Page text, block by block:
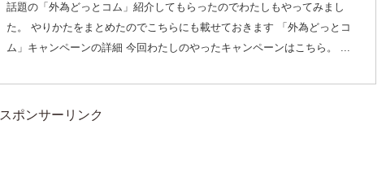
話題の「外為どっとコム」紹介してもらったのでわたしもやってみまし
た。 やりかたをまとめたのでこちらにも載せておきます 「外為どっとコ
ム」キャンペーンの詳細 今回わたしのやったキャンペーンはこちら。 ...
スポンサーリンク